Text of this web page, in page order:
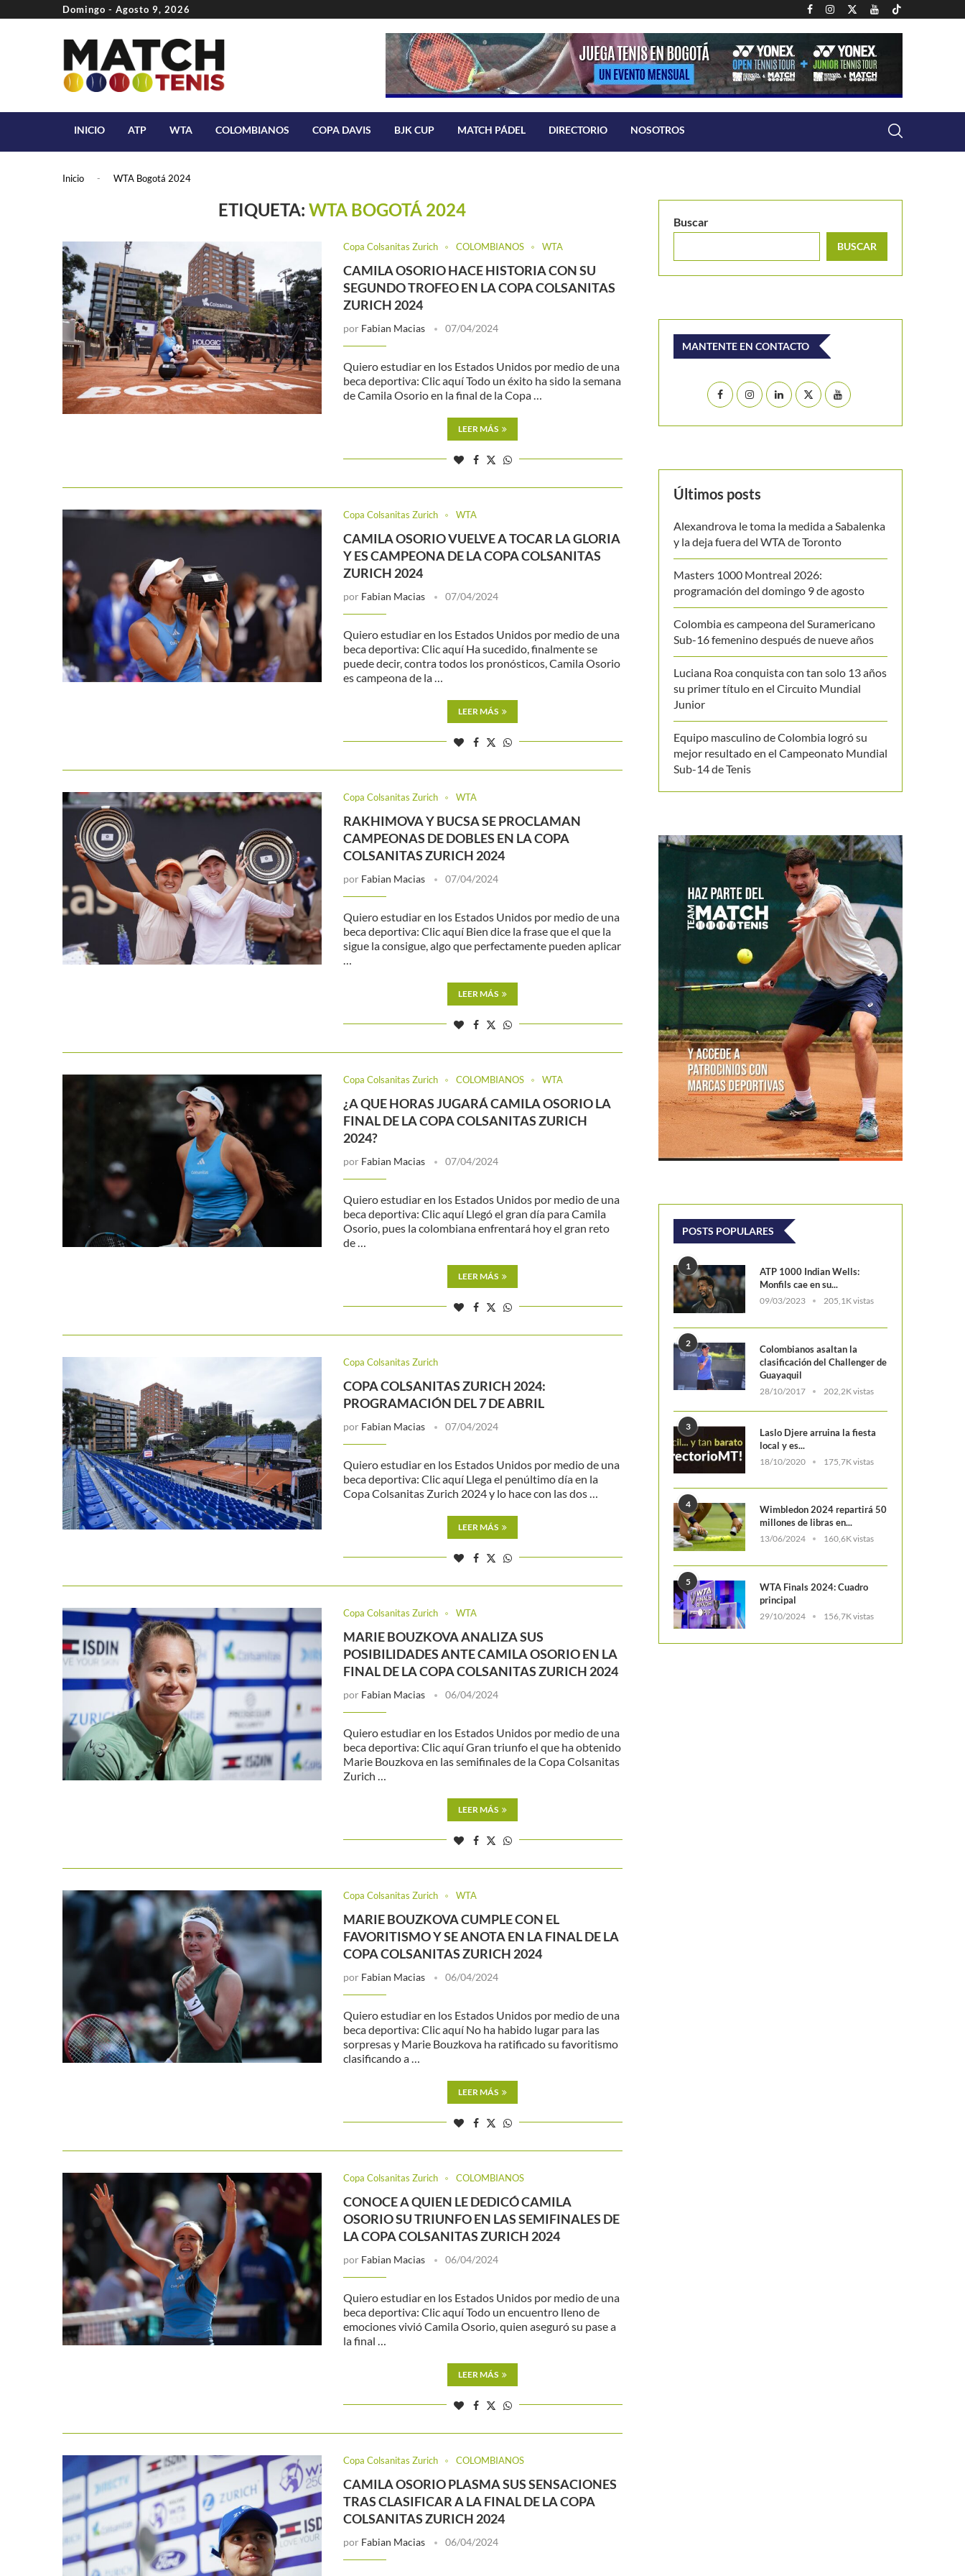
Domingo - Agosto 9, 2026
INICIO ATP WTA COLOMBIANOS COPA DAVIS BJK CUP MATCH PÁDEL DIRECTORIO NOSOTROS
Inicio - WTA Bogotá 2024
ETIQUETA:WTA BOGOTÁ 2024
Copa Colsanitas Zurich COLOMBIANOS WTA
CAMILA OSORIO HACE HISTORIA CON SU
SEGUNDO TROFEO EN LA COPA COLSANITAS
ZURICH 2024
por Fabian Macias 07/04/2024
Quiero estudiar en los Estados Unidos por medio de una
beca deportiva: Clic aquí Todo un éxito ha sido la semana
de Camila Osorio en la final de la Copa …
LEER MÁS
Copa Colsanitas Zurich WTA
CAMILA OSORIO VUELVE A TOCAR LA GLORIA
Y ES CAMPEONA DE LA COPA COLSANITAS
ZURICH 2024
por Fabian Macias 07/04/2024
Quiero estudiar en los Estados Unidos por medio de una
beca deportiva: Clic aquí Ha sucedido, finalmente se
puede decir, contra todos los pronósticos, Camila Osorio
es campeona de la …
LEER MÁS
Copa Colsanitas Zurich WTA
RAKHIMOVA Y BUCSA SE PROCLAMAN
CAMPEONAS DE DOBLES EN LA COPA
COLSANITAS ZURICH 2024
por Fabian Macias 07/04/2024
Quiero estudiar en los Estados Unidos por medio de una
beca deportiva: Clic aquí Bien dice la frase que el que la
sigue la consigue, algo que perfectamente pueden aplicar
…
LEER MÁS
Copa Colsanitas Zurich COLOMBIANOS WTA
¿A QUE HORAS JUGARÁ CAMILA OSORIO LA
FINAL DE LA COPA COLSANITAS ZURICH
2024?
por Fabian Macias 07/04/2024
Quiero estudiar en los Estados Unidos por medio de una
beca deportiva: Clic aquí Llegó el gran día para Camila
Osorio, pues la colombiana enfrentará hoy el gran reto
de …
LEER MÁS
Copa Colsanitas Zurich
COPA COLSANITAS ZURICH 2024:
PROGRAMACIÓN DEL 7 DE ABRIL
por Fabian Macias 07/04/2024
Quiero estudiar en los Estados Unidos por medio de una
beca deportiva: Clic aquí Llega el penúltimo día en la
Copa Colsanitas Zurich 2024 y lo hace con las dos …
LEER MÁS
Copa Colsanitas Zurich WTA
MARIE BOUZKOVA ANALIZA SUS
POSIBILIDADES ANTE CAMILA OSORIO EN LA
FINAL DE LA COPA COLSANITAS ZURICH 2024
por Fabian Macias 06/04/2024
Quiero estudiar en los Estados Unidos por medio de una
beca deportiva: Clic aquí Gran triunfo el que ha obtenido
Marie Bouzkova en las semifinales de la Copa Colsanitas
Zurich …
LEER MÁS
Copa Colsanitas Zurich WTA
MARIE BOUZKOVA CUMPLE CON EL
FAVORITISMO Y SE ANOTA EN LA FINAL DE LA
COPA COLSANITAS ZURICH 2024
por Fabian Macias 06/04/2024
Quiero estudiar en los Estados Unidos por medio de una
beca deportiva: Clic aquí No ha habido lugar para las
sorpresas y Marie Bouzkova ha ratificado su favoritismo
clasificando a …
LEER MÁS
Copa Colsanitas Zurich COLOMBIANOS
CONOCE A QUIEN LE DEDICÓ CAMILA
OSORIO SU TRIUNFO EN LAS SEMIFINALES DE
LA COPA COLSANITAS ZURICH 2024
por Fabian Macias 06/04/2024
Quiero estudiar en los Estados Unidos por medio de una
beca deportiva: Clic aquí Todo un encuentro lleno de
emociones vivió Camila Osorio, quien aseguró su pase a
la final …
LEER MÁS
Copa Colsanitas Zurich COLOMBIANOS
CAMILA OSORIO PLASMA SUS SENSACIONES
TRAS CLASIFICAR A LA FINAL DE LA COPA
COLSANITAS ZURICH 2024
por Fabian Macias 06/04/2024
Buscar
BUSCAR
MANTENTE EN CONTACTO
Últimos posts
Alexandrova le toma la medida a Sabalenka
y la deja fuera del WTA de Toronto
Masters 1000 Montreal 2026:
programación del domingo 9 de agosto
Colombia es campeona del Suramericano
Sub-16 femenino después de nueve años
Luciana Roa conquista con tan solo 13 años
su primer título en el Circuito Mundial
Junior
Equipo masculino de Colombia logró su
mejor resultado en el Campeonato Mundial
Sub-14 de Tenis
POSTS POPULARES
1
ATP 1000 Indian Wells:
Monfils cae en su...
09/03/2023 205,1K vistas
2
Colombianos asaltan la
clasificación del Challenger de
Guayaquil
28/10/2017 202,2K vistas
3
Laslo Djere arruina la fiesta
local y es...
18/10/2020 175,7K vistas
4
Wimbledon 2024 repartirá 50
millones de libras en...
13/06/2024 160,6K vistas
5
WTA Finals 2024: Cuadro
principal
29/10/2024 156,7K vistas